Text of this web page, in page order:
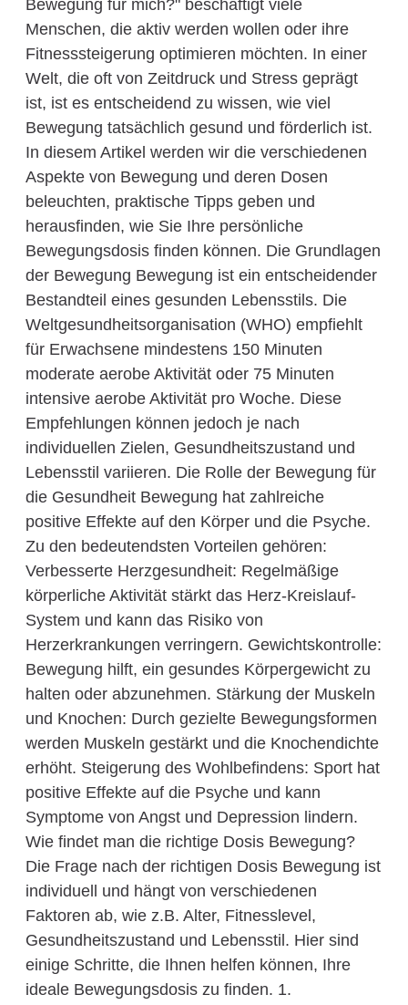
Bewegung für mich?" beschäftigt viele
Menschen, die aktiv werden wollen oder ihre
Fitnesssteigerung optimieren möchten. In einer
Welt, die oft von Zeitdruck und Stress geprägt
ist, ist es entscheidend zu wissen, wie viel
Bewegung tatsächlich gesund und förderlich ist.
In diesem Artikel werden wir die verschiedenen
Aspekte von Bewegung und deren Dosen
beleuchten, praktische Tipps geben und
herausfinden, wie Sie Ihre persönliche
Bewegungsdosis finden können. Die Grundlagen
der Bewegung Bewegung ist ein entscheidender
Bestandteil eines gesunden Lebensstils. Die
Weltgesundheitsorganisation (WHO) empfiehlt
für Erwachsene mindestens 150 Minuten
moderate aerobe Aktivität oder 75 Minuten
intensive aerobe Aktivität pro Woche. Diese
Empfehlungen können jedoch je nach
individuellen Zielen, Gesundheitszustand und
Lebensstil variieren. Die Rolle der Bewegung für
die Gesundheit Bewegung hat zahlreiche
positive Effekte auf den Körper und die Psyche.
Zu den bedeutendsten Vorteilen gehören:
Verbesserte Herzgesundheit: Regelmäßige
körperliche Aktivität stärkt das Herz-Kreislauf-
System und kann das Risiko von
Herzerkrankungen verringern. Gewichtskontrolle:
Bewegung hilft, ein gesundes Körpergewicht zu
halten oder abzunehmen. Stärkung der Muskeln
und Knochen: Durch gezielte Bewegungsformen
werden Muskeln gestärkt und die Knochendichte
erhöht. Steigerung des Wohlbefindens: Sport hat
positive Effekte auf die Psyche und kann
Symptome von Angst und Depression lindern.
Wie findet man die richtige Dosis Bewegung?
Die Frage nach der richtigen Dosis Bewegung ist
individuell und hängt von verschiedenen
Faktoren ab, wie z.B. Alter, Fitnesslevel,
Gesundheitszustand und Lebensstil. Hier sind
einige Schritte, die Ihnen helfen können, Ihre
ideale Bewegungsdosis zu finden. 1.